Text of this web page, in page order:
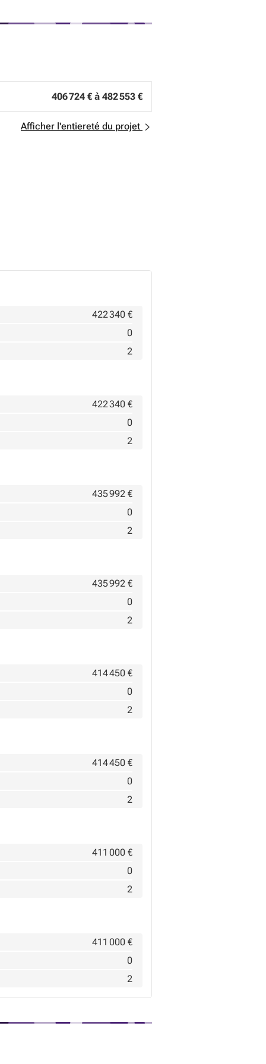
dans votre projet immobilier à
406 724 € à 482 553 €
Afficher l'entiereté du projet
422 340 €
0
2
422 340 €
0
2
435 992 €
0
2
435 992 €
0
2
414 450 €
0
2
414 450 €
0
2
411 000 €
0
2
411 000 €
0
2